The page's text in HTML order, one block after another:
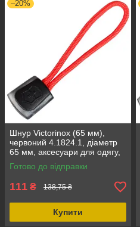
–20%
Шнур Victorinox (65 мм),
червоний 4.1824.1, діаметр
65 мм, аксесуари для одягу,
брелок, упаковка
Готово до відправки
111 ₴ 138,75 ₴
Купити